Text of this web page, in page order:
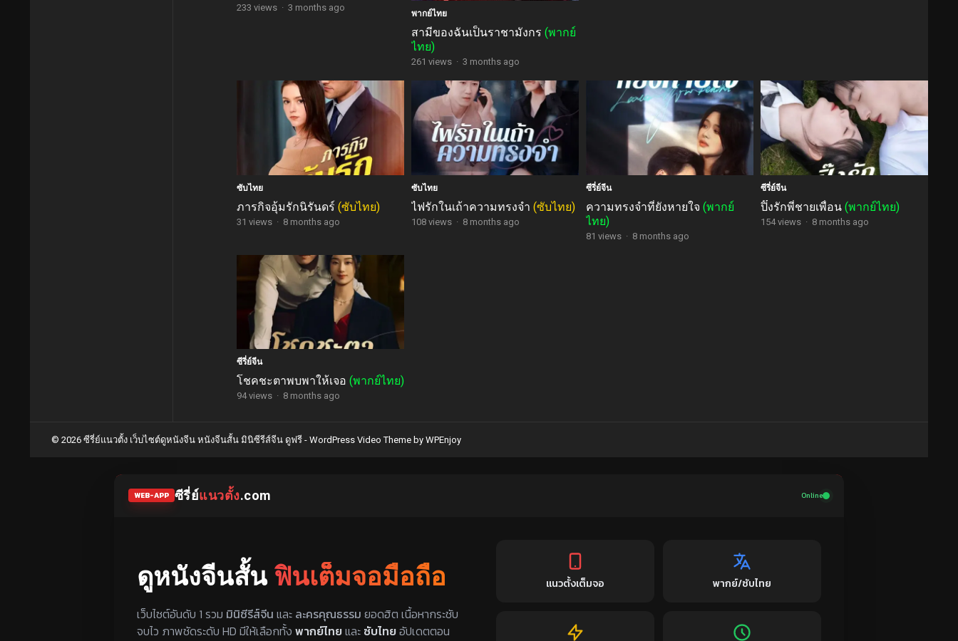
233 views · 3 months ago
พากย์ไทย
สามีของฉันเป็นราชามังกร (พากย์
ไทย)
261 views · 3 months ago
ซับไทย
ภารกิจอุ้มรักนิรันดร์ (ซับไทย)
31 views · 8 months ago
ซับไทย
ไฟรักในเถ้าความทรงจำ (ซับไทย)
108 views · 8 months ago
ซีรี่ย์จีน
ความทรงจำที่ยังหายใจ (พากย์
ไทย)
81 views · 8 months ago
ซีรี่ย์จีน
ปิ๊งรักพี่ชายเพื่อน (พากย์ไทย)
154 views · 8 months ago
ซีรี่ย์จีน
โชคชะตาพบพาให้เจอ (พากย์ไทย)
94 views · 8 months ago
© 2026 ซีรี่ย์แนวตั้ง เว็บไซต์ดูหนังจีน หนังจีนสั้น มินิซีรีส์จีน ดูฟรี - WordPress Video Theme by WPEnjoy
WEB-APP ซีรี่ย์แนวตั้ง.com Online
ดูหนังจีนสั้น ฟินเต็มจอมือถือ
เว็บไซต์อันดับ 1 รวม มินิซีรีส์จีน และ ละครคุณธรรม ยอดฮิต เนื้อหากระชับ
จบไว ภาพชัดระดับ HD มีให้เลือกทั้ง พากย์ไทยและ ซับไทยอัปเดตตอน
แนวตั้งเต็มจอ พากย์/ซับไทย